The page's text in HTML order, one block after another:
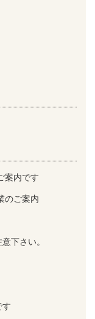
案内です
のご案内
下さい。
す